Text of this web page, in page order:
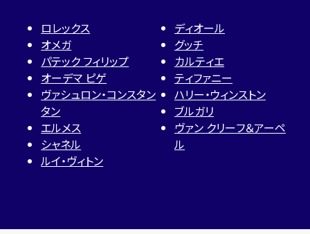
ロレックス
オメガ
パテック フィリップ
オーデマ ピゲ
ヴァシュロン・コンスタン
タン
エルメス
シャネル
ルイ・ヴィトン
ディオール
グッチ
カルティエ
ティファニー
ハリー・ウィンストン
ブルガリ
ヴァン クリーフ＆アーペ
ル